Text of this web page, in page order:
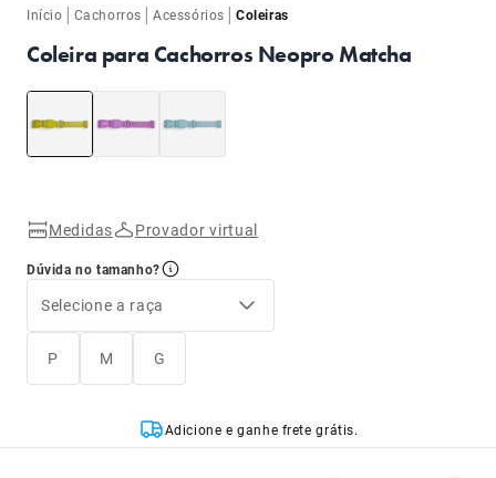
Início | Cachorros |Acessórios |Coleiras
Coleira para Cachorros Neopro Matcha
Medidas Provador virtual
Dúvida no tamanho?
Selecione a raça
P M G
Adicione e ganhe frete grátis.